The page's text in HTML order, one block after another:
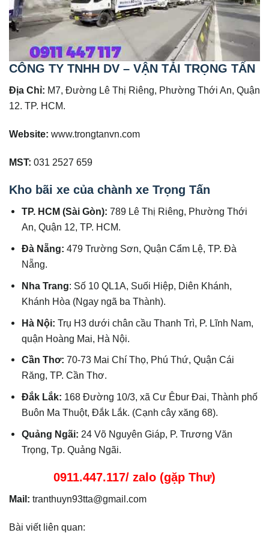
CÔNG TY TNHH DV – VẬN TẢI TRỌNG TẤN
Địa Chỉ: M7, Đường Lê Thị Riêng, Phường Thới An, Quận
12. TP. HCM.
Website: www.trongtanvn.com
MST: 031 2527 659
Kho bãi xe của chành xe Trọng Tấn
TP. HCM (Sài Gòn): 789 Lê Thị Riêng, Phường Thới
An, Quận 12, TP. HCM.
Đà Nẵng:479 Trường Sơn, Quận Cẩm Lệ, TP. Đà
Nẵng.
Nha Trang: Số 10 QL1A, Suối Hiệp, Diên Khánh,
Khánh Hòa (Ngay ngã ba Thành).
Hà Nội:Trụ H3 dưới chân cầu Thanh Trì, P. Lĩnh Nam,
quận Hoàng Mai, Hà Nội.
Cần Thơ:70-73 Mai Chí Thọ, Phú Thứ, Quận Cái
Răng, TP. Cần Thơ.
Đắk Lắk: 168 Đường 10/3, xã Cư Êbur Đai, Thành phố
Buôn Ma Thuột, Đắk Lắk. (Cạnh cây xăng 68).
Quảng Ngãi: 24 Võ Nguyên Giáp, P. Trương Văn
Trọng, Tp. Quảng Ngãi.
0911.447.117/ zalo (gặp Thư)
Mail: tranthuyn93tta@gmail.com
Bài viết liên quan: